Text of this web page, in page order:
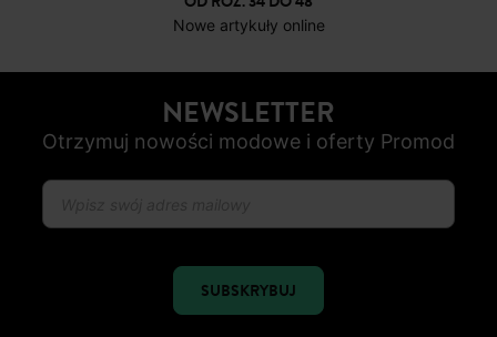
Nowe artykuły online
NEWSLETTER
Otrzymuj nowości modowe i oferty Promod
SUBSKRYBUJ